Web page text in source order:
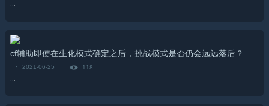
...
cf辅助即使在生化模式确定之后，挑战模式是否仍会远远落后？
· 2021-06-25
118